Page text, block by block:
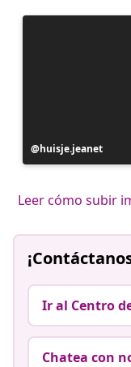
Publicación
realizada
huisje.jeanet
Leer cómo subir
Ir al Centro
Chatea con